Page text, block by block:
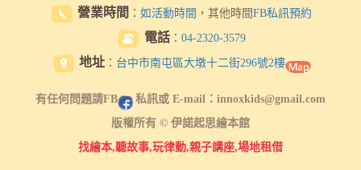
營業時間 ： 如活動時間 ，其他時間FB私訊預約
電話： 04-2320-3579
地址： 台中市南屯區大墩十二街296號2樓
有任何問題請FB
私訊或 E-mail：innoxkids@gmail.com
版權所有 © 伊諾起思繪本館
找繪本,聽故事,玩律動,親子講座,場地租借